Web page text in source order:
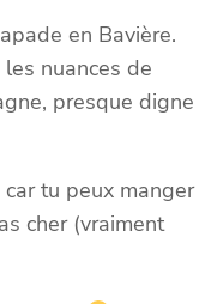
en Bavière.
nuances de
presque digne
car tu peux manger
cher (vraiment